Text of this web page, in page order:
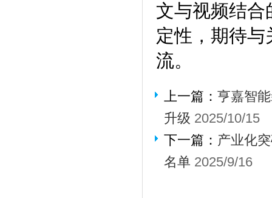
文与视频结合
定性，期待
流。
上一篇： 亨嘉智
升级 2025/10/15
下一篇： 产业化
名单 2025/9/16